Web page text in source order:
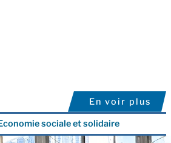
En voir plus
sociale et solidaire